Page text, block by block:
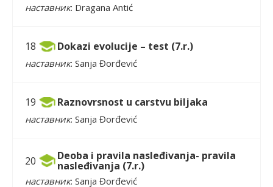
наставник: Dragana Antić
18 Dokazi evolucije – test (7.r.)
наставник: Sanja Đorđević
19 Raznovrsnost u carstvu biljaka
наставник: Sanja Đorđević
20 Deoba i pravila nasleđivanja- pravila
nasleđivanja (7.r.)
наставник: Sanja Đorđević